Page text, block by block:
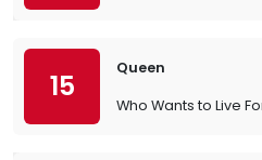
15
Queen
Who Wants to Live